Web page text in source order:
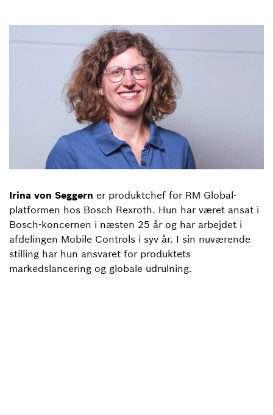
Irina von Seggern er produktchef for RM Global-
platformen hos Bosch Rexroth. Hun har været ansat i
Bosch-koncernen i næsten 25 år og har arbejdet i
afdelingen Mobile Controls i syv år. I sin nuværende
stilling har hun ansvaret for produktets
markedslancering og globale udrulning.